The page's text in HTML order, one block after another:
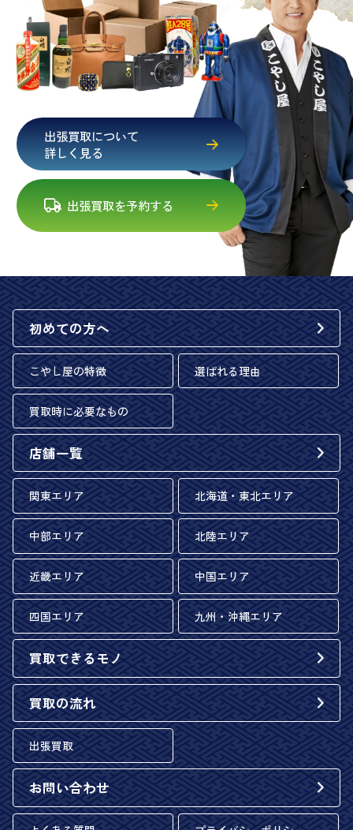
出張買取について
詳しく見る
出張買取を予約する
初めての方へ
こやし屋の特徴 選ばれる理由
買取時に必要なもの
店舗一覧
関東エリア 北海道・東北エリア
中部エリア 北陸エリア
近畿エリア 中国エリア
四国エリア 九州・沖縄エリア
買取できるモノ
買取の流れ
出張買取
お問い合わせ